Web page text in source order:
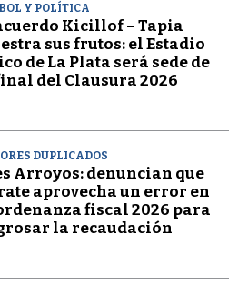
Y POLÍTICA
Kicillof – Tapia
sus frutos: el Estadio
de La Plata será sede de
del Clausura 2026
DUPLICADOS
Arroyos: denuncian que
aprovecha un error en
fiscal 2026 para
la recaudación